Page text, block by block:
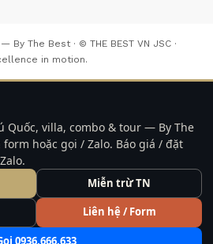
The Best · © THE BEST VN JSC ·
in motion.
Quốc, villa, combo & tour — By The
hoặc gọi / Zalo. Báo giá / đặt
Miễn trừ TN
Liên hệ / Form
0936.666.633